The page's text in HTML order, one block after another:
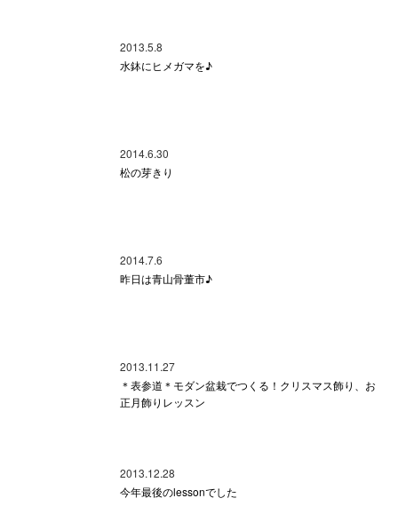
2013.5.8
水鉢にヒメガマを♪
2014.6.30
松の芽きり
2014.7.6
昨日は青山骨董市♪
2013.11.27
＊表参道＊モダン盆栽でつくる！クリスマス飾り、お
正月飾りレッスン
2013.12.28
今年最後のlessonでした